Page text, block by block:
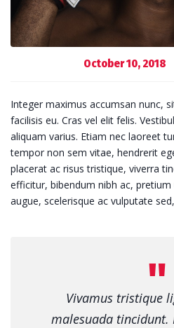
October 10, 2018
Integer maximus accumsan nunc,
facilisis eu. Cras vel elit felis.
aliquam varius. Etiam nec laoreet
tempor non sem vitae, hendrerit
placerat ac risus tristique, viverra
efficitur, bibendum nibh ac, pretium
augue, scelerisque ac vulputate
Vivamus tristique
malesuada tincidunt.